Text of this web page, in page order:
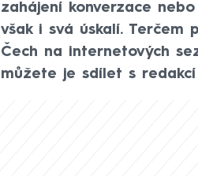
zahájení konverzace
však i svá úskalí. Terčem
Čech na internetových
můžete je sdílet s